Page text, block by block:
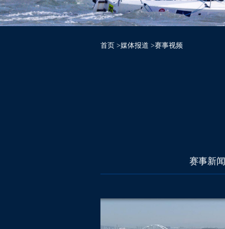
首页 >媒体报道 >赛事视频
赛事新